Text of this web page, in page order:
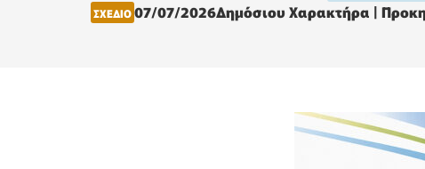
ΣΧΕΔΙΟ07/07/2026Δημόσιου Χαρακτήρα |